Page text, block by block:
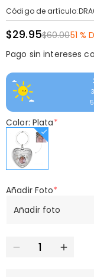
Código de artículo:
$29.95$60.0051 %
Pago sin intereses
Color: Plata*
Añadir Foto*
Añadir foto